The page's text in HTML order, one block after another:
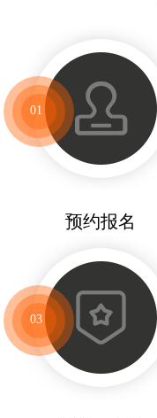
01
预约报名
03